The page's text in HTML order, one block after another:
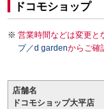
ドコモショップ
営業時間などは変更と
プ／d gardenからご確
店舗名
ドコモショップ大平店